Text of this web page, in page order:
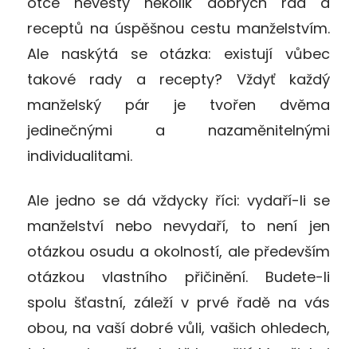
receptů na úspěšnou cestu manželstvím.
Ale naskýtá se otázka: existují vůbec
takové rady a recepty? Vždyť každý
manželský pár je tvořen dvěma
jedinečnými a nazaměnitelnými
individualitami.
Ale jedno se dá vždycky říci: vydaří-li se
manželství nebo nevydaří, to není jen
otázkou osudu a okolností, ale především
otázkou vlastního přičinění. Budete-li
spolu šťastní, záleží v prvé řadě na vás
obou, na vaší dobré vůli, vašich ohledech,